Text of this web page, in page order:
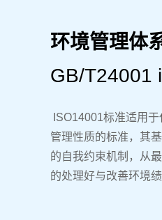
环境管理体
GB/T24001
ISO14001标准适用
管理性质的标准，其
的自我约束机制，从
的处理好与改善环境